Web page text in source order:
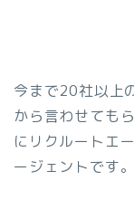
今まで20社以上
から言わせてもら
にリクルートエ
ージェントです。